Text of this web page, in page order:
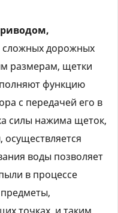
сложных дорожных
размерам, щетки
функцию
с передачей его в
силы нажима щеток,
осуществляется
воды позволяет
в процессе